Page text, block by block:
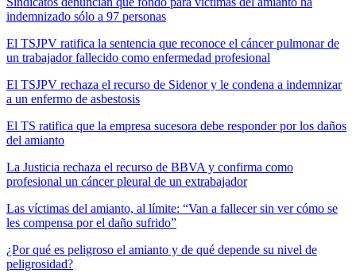
indemnizado sólo a 97 personas
El TSJPV ratifica la sentencia que reconoce el cáncer pulmonar de
un trabajador fallecido como enfermedad profesional
El TSJPV rechaza el recurso de Sidenor y le condena a indemnizar
a un enfermo de asbestosis
El TS ratifica que la empresa sucesora debe responder por los daños
del amianto
La Justicia rechaza el recurso de BBVA y confirma como
profesional un cáncer pleural de un extrabajador
Las víctimas del amianto, al límite: “Van a fallecer sin ver cómo se
les compensa por el daño sufrido”
¿Por qué es peligroso el amianto y de qué depende su nivel de
peligrosidad?